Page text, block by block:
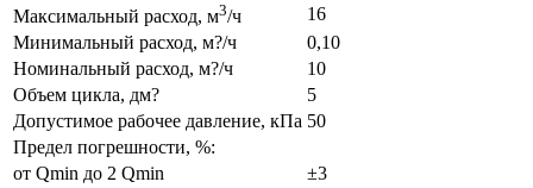
Максимальный расход, м3/ч
16
Минимальный расход, м?/ч
0,10
Номинальный расход, м?/ч
10
Объем цикла, дм?
5
Допустимое рабочее давление, кПа 50
Предел погрешности, %:
от Qmin до 2 Qmin
±3